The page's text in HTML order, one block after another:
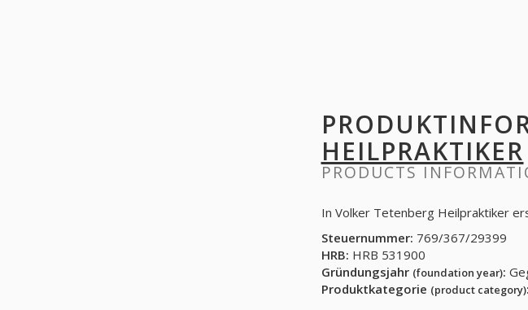
HEILPRAKTIKER
PRODUCTS
In Volker Tetenberg Heilpraktiker
Steuernummer: 769/367/29399
HRB: HRB 531900
Gründungsjahr (foundation year):
Produktkategorie (product category):